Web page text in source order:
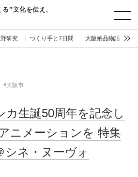
”文化を伝え、
研究 つくり手と7日間 大阪納品物語
#大阪市
カ生誕50周年を記念し
ニメーションを 特集
シネ・ヌーヴォ